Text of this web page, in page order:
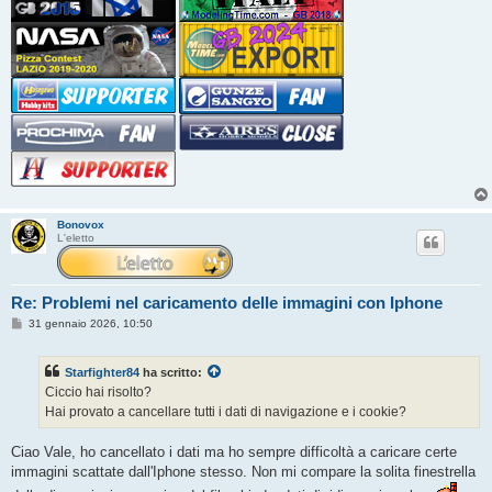
Bonovox
L'eletto
Re: Problemi nel caricamento delle immagini con Iphone
M31 gennaio 2026, 10:50
Starfighter84 ha scritto:
Ciccio hai risolto?
Hai provato a cancellare tutti i dati di navigazione e i cookie?
Ciao Vale, ho cancellato i dati ma ho sempre difficoltà a caricare certe
immagini scattate dall'Iphone stesso. Non mi compare la solita finestrella